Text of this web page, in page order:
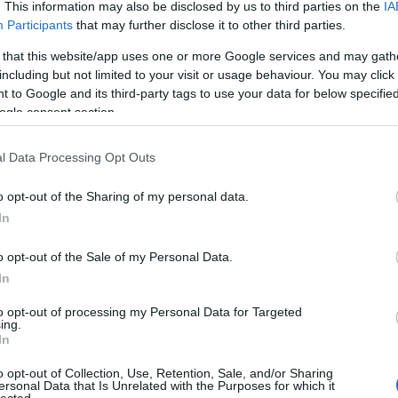
This information may also be disclosed by us to third parties on the
Participants that may further disclose it to other third parties.
that this website/app uses one or more Google services and may
but not limited to your visit or usage behaviour. You may
to Google and its third-party tags to use your data for below
consent section.
Data Processing Opt Outs
opt-out of the Sharing of my personal data.
opt-out of the Sale of my Personal Data.
opt-out of processing my Personal Data for Targeted
opt-out of Collection, Use, Retention, Sale, and/or Sharing
Data that Is Unrelated with the Purposes for which it
kezére játszott. A nyolcvanas évek elején kiváló új típusuk
Quattro és az Opel Ascona 400 egyaránt népszerűnek
1982-től az új B-csoportos szabályrendszer pedig
mint a Lancia Rally 037, amely a következő évek